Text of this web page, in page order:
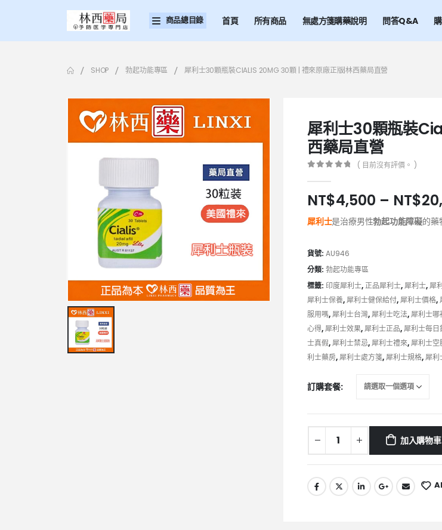
商品總目錄 首頁 所有商品 無處方箋購藥說明 問答Q&A
SHOP 勃起功能專區 犀利士30顆瓶裝CIALIS 20MG 30顆 | 禮來原廠正版|林西藥局直營
犀利士30顆瓶裝
西藥局直營
( 目前沒有評價。 )
NT$4,500 – NT$
犀利士是治療男性勃起功能障礙的藥
貨號: AU946
分類: 勃起功能專區
標籤: 印度犀利士,正品犀利士,犀利士,犀
犀利士保養,犀利士健保給付,犀利士價格,
服用嗎,犀利士台灣,犀利士吃法,犀利士哪
心得,犀利士效果,犀利士正品,犀利士每日
士真假,犀利士禁忌,犀利士禮來,犀利士空
利士藥房,犀利士處方箋,犀利士規格,犀利
訂購套餐
加入購物車